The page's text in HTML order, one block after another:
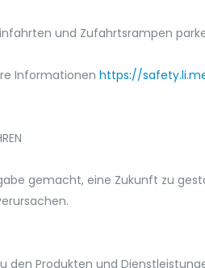
und Zufahrtsrampen
Informationen https://
gemacht, eine Zukunft zu
den Produkten und